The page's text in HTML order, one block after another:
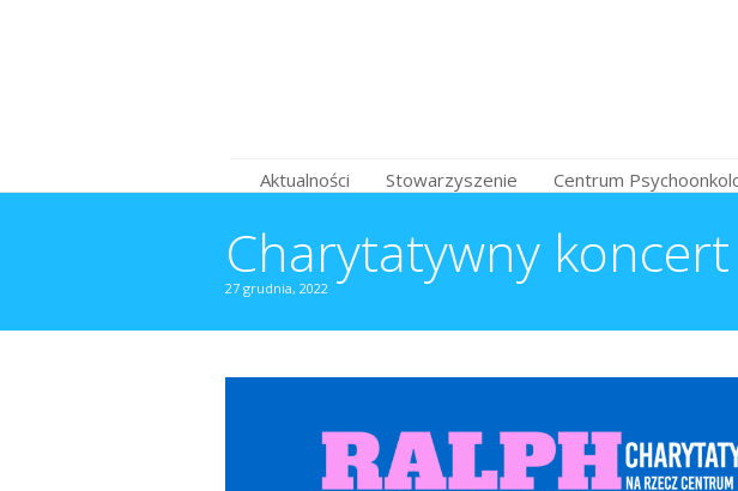
Aktualności Stowarzyszenie Centrum
Charytatywny
27 grudnia, 2022